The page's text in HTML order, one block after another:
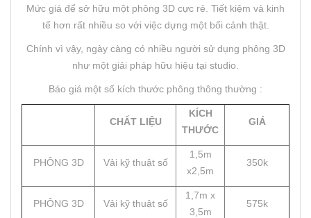
Mức giá để sở hữu một phông 3D cực rẻ. Tiết kiệm và kinh
tế hơn rất nhiều so với việc dựng một bối cảnh thật.
Chính vì vậy, ngày càng có nhiều người sử dụng phông 3D
như một giải pháp hữu hiệu tại studio.
Báo giá một số kích thước phông thông thường :
CHẤT LIỆU
KÍCH
THƯỚC
GIÁ
PHÔNG 3D Vải kỹ thuật số
1,5m
x2,5m
350k
PHÔNG 3D Vải kỹ thuật số
1,7m x
3,5m
575k